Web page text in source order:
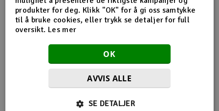
produkter for deg. Klikk "OK" for å gi oss samtykke
til å bruke cookies, eller trykk se detaljer for full
oversikt. Les mer
OK
AVVIS ALLE
SE DETALJER